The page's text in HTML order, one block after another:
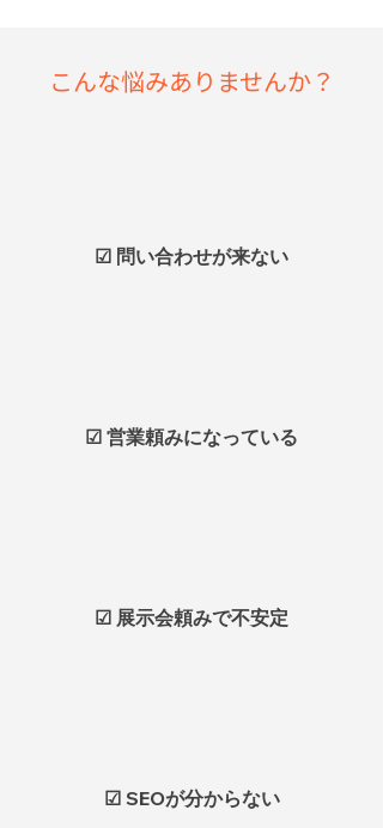
こんな悩みありませんか？
☑ 問い合わせが来ない
☑ 営業頼みになっている
☑ 展示会頼みで不安定
☑ SEOが分からない